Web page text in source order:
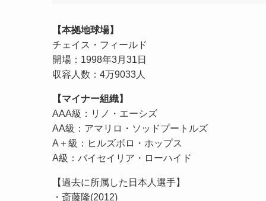
【本拠地球場】
チェイス・フィールド
開場：1998年3月31日
収容人数：4万9033人
【マイナー組織】
AAA級：リノ・エーシズ
AA級：アマリロ・ソッドプートルズ
A＋級：ヒルズボロ・ホップス
A級：バイセイリア・ローハイド
【過去に所属した日本人選手】
・斎藤隆(2012)